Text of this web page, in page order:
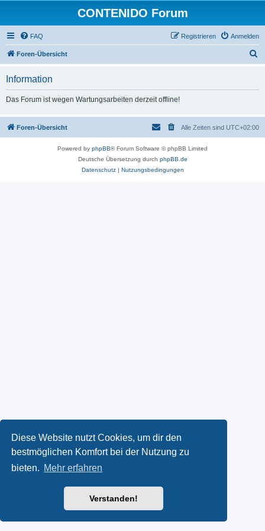
Diese Website nutzt Cookies, um dir den
bestmöglichen Komfort bei der Nutzung zu
bieten. Mehr erfahren
Verstanden!
CONTENIDO Forum
FAQ Anmelden
Registrieren
Foren-Übersicht
Information
Das Forum ist wegen Wartungsarbeiten derzeit offline!
Foren-Übersicht Alle Zeiten sind UTC+02:00
Powered by phpBB® Forum Software © phpBB Limited
Deutsche Übersetzung durch phpBB.de
Datenschutz| Nutzungsbedingungen